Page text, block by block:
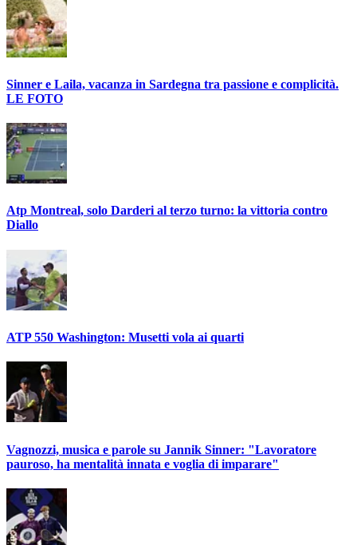
Sinner e Laila, vacanza in Sardegna tra passione e complicità.
LE FOTO
Atp Montreal, solo Darderi al terzo turno: la vittoria contro
Diallo
ATP 550 Washington: Musetti vola ai quarti
Vagnozzi, musica e parole su Jannik Sinner: "Lavoratore
pauroso, ha mentalità innata e voglia di imparare"